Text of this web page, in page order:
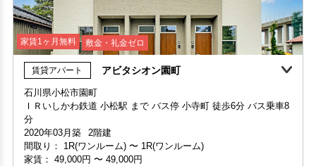
敷金・礼金ゼロ
部屋号数 202号室 申込済
家賃 52,000円・共益費 3,000円
階数 2階
間取り 2DK・専有面積 49.6㎡
家賃1ヶ月無料 敷金・礼金ゼロ
賃貸アパート アビタシオン園町
石川県小松市園町
ＩＲいしかわ鉄道 小松駅 まで バス停 小寺町 徒歩6分 バス乗車8
分
2020年03月築
2階建
間取り： 1R(ワンルーム) 〜 1R(ワンルーム)
家賃： 49,000円 〜 49,000円